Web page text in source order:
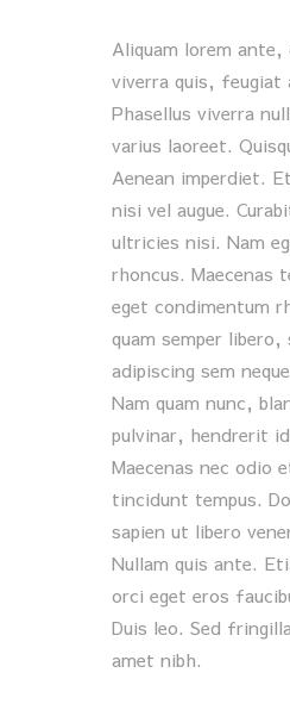
Aliquam lorem ante,
viverra quis, feugiat
Phasellus viverra
varius laoreet.
Aenean imperdiet.
nisi vel augue.
ultricies nisi. Nam
rhoncus. Maecenas
eget condimentum
quam semper
adipiscing sem
Nam quam nunc,
pulvinar, hendrerit
Maecenas nec odio
tincidunt tempus.
sapien ut libero
Nullam quis ante.
orci eget eros
Duis leo. Sed
amet nibh.